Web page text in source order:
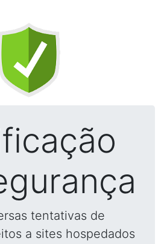
tentativas de
a sites hospedados